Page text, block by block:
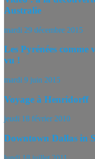
Australie
mardi 29 décembre 2015
Les Pyrénées comme
vu !
mardi 9 juin 2015
Voyage à Henridorff
jeudi 18 février 2010
Downtown Dallas in